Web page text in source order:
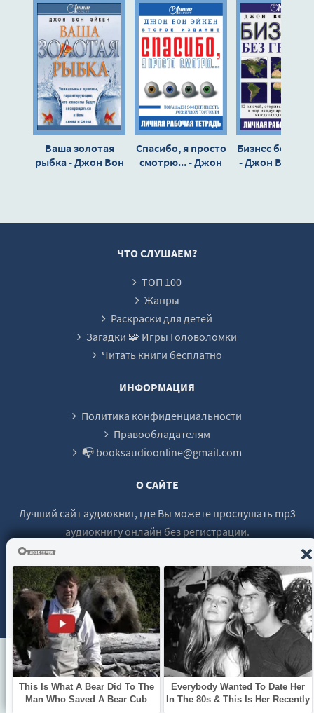
Track 11
Track 13
Ваша золотая
рыбка - Джон Вон
Спасибо, я просто
смотрю... - Джон
Бизнес без
- Джон Вон
ЧТО СЛУШАЕМ?
ТОП 100
Жанры
Раскраски для детей
Загадки 🧩 Игры Головоломки
Читать книги бесплатно
ИНФОРМАЦИЯ
Политика конфиденциальности
Правообладателям
📭 booksaudioonline@gmail.com
О САЙТЕ
Лучший сайт аудиокниг, где Вы можете прослушать mp3
аудиокнигу онлайн без регистрации.
© 2021 - 2026 booksaudio-online.com Все права защищены.